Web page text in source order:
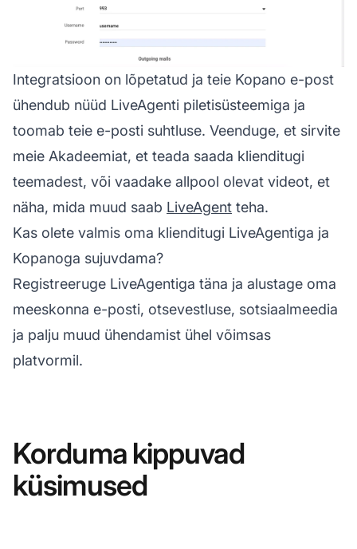
Integratsioon on lõpetatud ja teie Kopano e-post
ühendub nüüd LiveAgenti piletisüsteemiga ja
toomab teie e-posti suhtluse. Veenduge, et sirvite
meie Akadeemiat, et teada saada klienditugi
teemadest, või vaadake allpool olevat videot, et
näha, mida muud saab LiveAgent teha.
Kas olete valmis oma klienditugi LiveAgentiga ja
Kopanoga sujuvdama?
Registreeruge LiveAgentiga täna ja alustage oma
meeskonna e-posti, otsevestluse, sotsiaalmeedia
ja palju muud ühendamist ühel võimsas
platvormil.
Korduma kippuvad
küsimused